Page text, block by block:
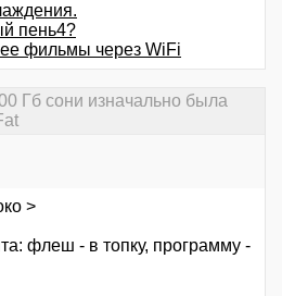
пень4?
фильмы через WiFi
Гб сони изначально была
>
флеш - в топку, программу -